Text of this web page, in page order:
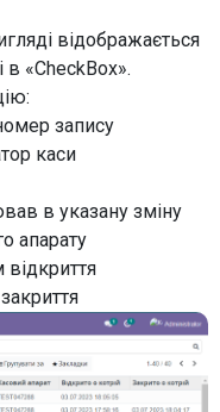
відображається
в «CheckBox».
запису
каси
в указану зміну
апарату
відкриття